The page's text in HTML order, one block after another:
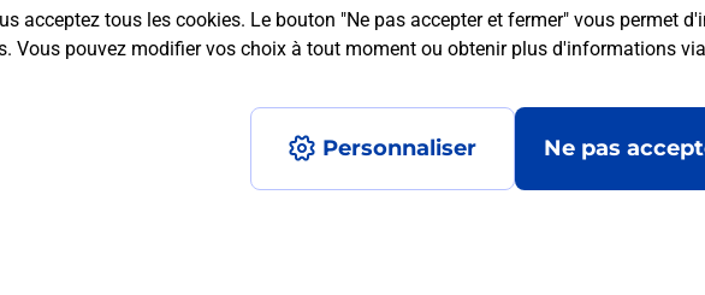
acceptez tous les cookies. Le bouton "Ne pas accepter et fermer" vous permet
Vous pouvez modifier vos choix à tout moment ou obtenir plus d'informations via
Personnaliser Ne pas
posées